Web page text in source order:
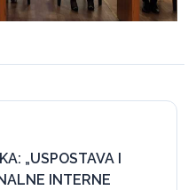
„USPOSTAVA I
INTERNE